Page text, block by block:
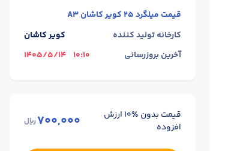
قیمت میلگرد 25 کویر کاشان A3
کارخانه تولید کننده
کویر کاشان
آخرین بروزرسانی
10:10
1405/5/14
قیمت بدون ٪۱۰ ارزش
افزوده
700,000ریال